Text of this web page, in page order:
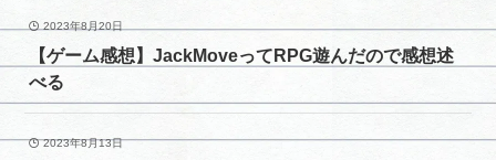
2023年8月20日
【ゲーム感想】JackMoveってRPG遊んだので感想述
べる
2023年8月13日